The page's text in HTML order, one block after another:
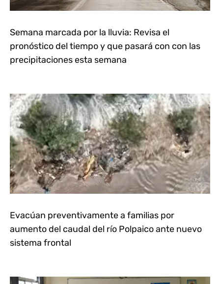
Semana marcada por la lluvia: Revisa el
pronóstico del tiempo y que pasará con con las
precipitaciones esta semana
Evacúan preventivamente a familias por
aumento del caudal del río Polpaico ante nuevo
sistema frontal